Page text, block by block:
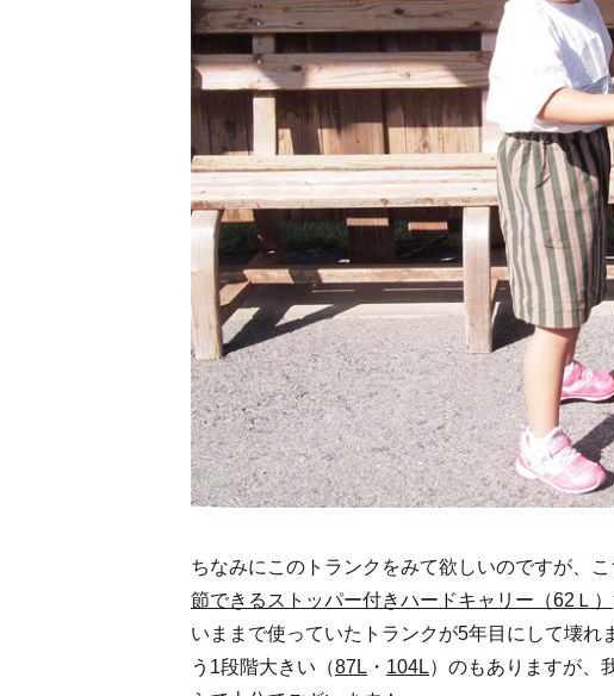
ちなみにこのトランクをみて欲しいのですが、
節できるストッパー付きハードキャリー（62Ｌ）
いままで使っていたトランクが5年目にして壊
う1段階大きい（87L ・ 104L）のもありますが、